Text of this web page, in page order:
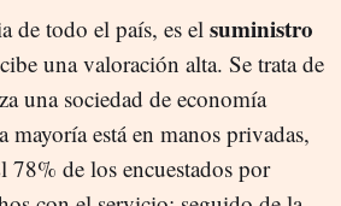
de todo el país, es el suministro
una valoración alta. Se trata de
una sociedad de economía
mayoría está en manos privadas,
de los encuestados por